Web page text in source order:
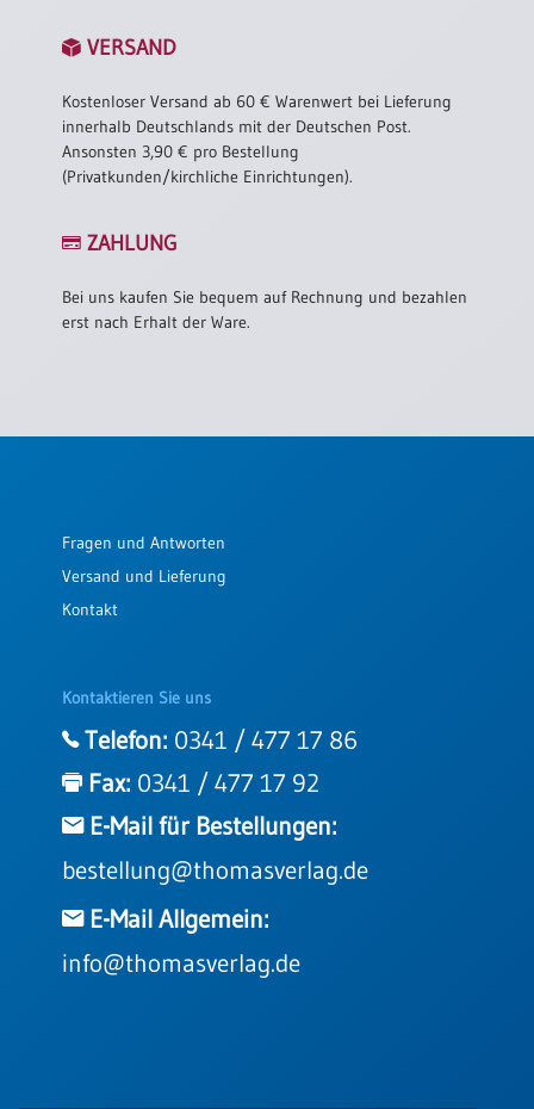
VERSAND
Kostenloser Versand ab 60 € Warenwert bei Lieferung
innerhalb Deutschlands mit der Deutschen Post.
Ansonsten 3,90 € pro Bestellung
(Privatkunden/kirchliche Einrichtungen).
ZAHLUNG
Bei uns kaufen Sie bequem auf Rechnung und bezahlen
erst nach Erhalt der Ware.
Fragen und Antworten
Versand und Lieferung
Kontakt
Kontaktieren Sie uns
Telefon: 0341 / 477 17 86
Fax: 0341 / 477 17 92
E-Mail für Bestellungen:
bestellung@thomasverlag.de
E-Mail Allgemein:
info@thomasverlag.de